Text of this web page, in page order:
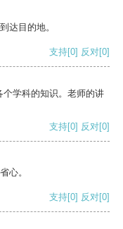
达目的地。
支持[0] 反对[0]
学科的知识。老师的讲
支持[0] 反对[0]
心。
支持[0] 反对[0]